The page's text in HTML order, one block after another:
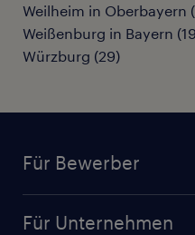
Weilheim in Oberbayern (
Weißenburg in Bayern (19
Würzburg (29)
Für Bewerber
Für Unternehmen